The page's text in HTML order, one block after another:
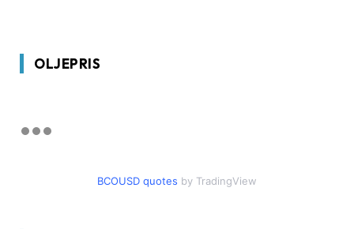
OLJEPRIS
BCOUSD quotes by TradingView